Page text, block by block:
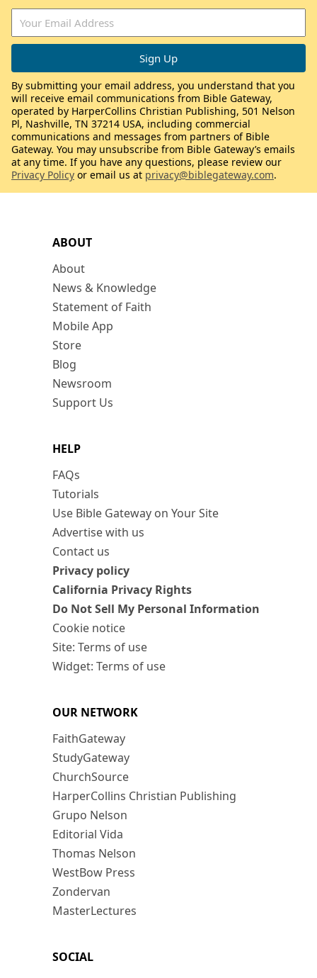
ABOUT
About
News & Knowledge
Statement of Faith
Mobile App
Store
Blog
Newsroom
Support Us
HELP
FAQs
Tutorials
Use Bible Gateway on Your Site
Advertise with us
Contact us
Privacy policy
California Privacy Rights
Do Not Sell My Personal Information
Cookie notice
Site: Terms of use
Widget: Terms of use
OUR NETWORK
FaithGateway
StudyGateway
ChurchSource
HarperCollins Christian Publishing
Grupo Nelson
Editorial Vida
Thomas Nelson
WestBow Press
Zondervan
MasterLectures
SOCIAL
By submitting your email address, you understand that you
will receive email communications from Bible Gateway,
operated by HarperCollins Christian Publishing, 501 Nelson
Pl, Nashville, TN 37214 USA, including commercial
communications and messages from partners of Bible
Gateway. You may unsubscribe from Bible Gateway’s emails
at any time. If you have any questions, please review our
Privacy Policy or email us at privacy@biblegateway.com.